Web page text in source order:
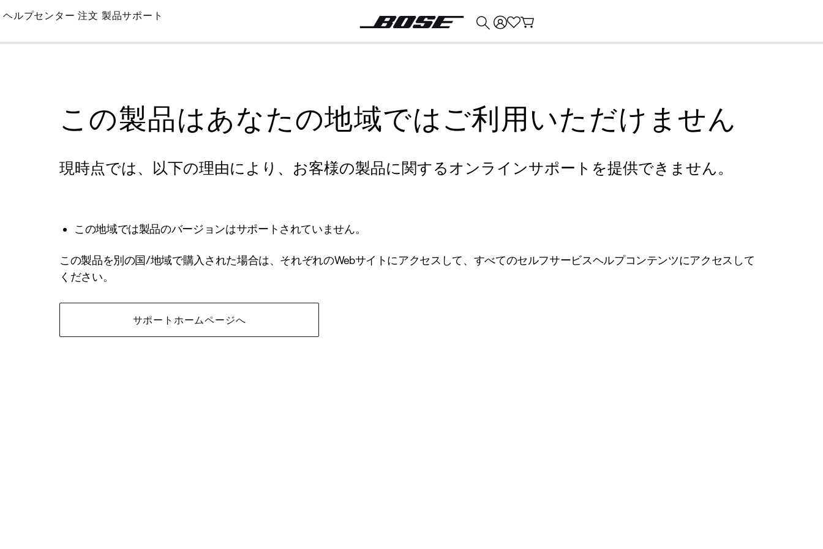
Skip
Main
ヘルプセンター 注文 製品サポート
この製品はあなたの地域ではご利用いただけません
現時点では、以下の理由により、お客様の製品に関するオンラインサポートを提供できません。
この地域では製品のバージョンはサポートされていません。
この製品を別の国/地域で購入された場合は、それぞれのWebサイトにアクセスして、すべてのセルフサービスヘルプコンテンツにアクセスして
ください。
サポートホームページへ